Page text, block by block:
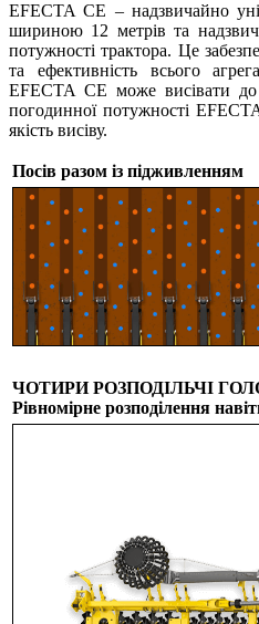
EFECTA CE – надзвичайно
шириною 12 метрів та
потужності трактора. Це
та ефективність всього
EFECTA CE може висівати
погодинної потужності
якість висіву.
Посів разом із підживленням
ЧОТИРИ РОЗПОДІЛЬЧІ
Рівномірне розподілення